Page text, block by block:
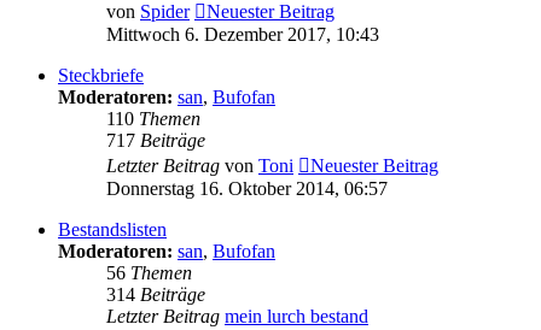
von Spider
Neuester Beitrag
Mittwoch 6. Dezember 2017, 10:43
Steckbriefe
Moderatoren: san, Bufofan
110 Themen
717 Beiträge
Letzter Beitrag von Toni
Neuester Beitrag
Donnerstag 16. Oktober 2014, 06:57
Bestandslisten
Moderatoren: san, Bufofan
56 Themen
314 Beiträge
Letzter Beitrag mein lurch bestand